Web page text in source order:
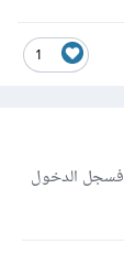
1
فسجل الدخول